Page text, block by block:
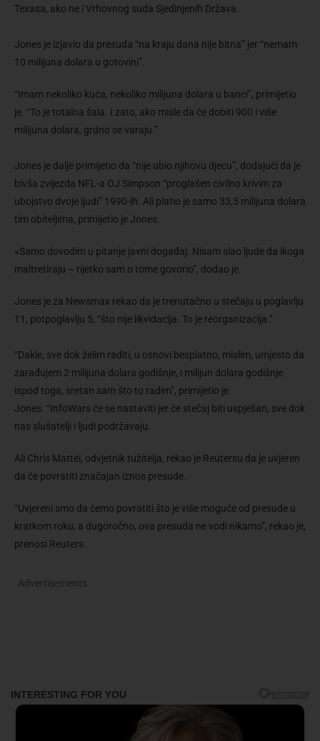
Texasa, ako ne i Vrhovnog suda Sjedinjenih Država.
Jones je izjavio da presuda “na kraju dana nije bitna” jer “nemam
10 milijuna dolara u gotovini”.
“Imam nekoliko kuća, nekoliko milijuna dolara u banci”, primijetio
je. “To je totalna šala. I zato, ako misle da će dobiti 900 i više
milijuna dolara, grdno se varaju.”
Jones je dalje primijetio da “nije ubio njihovu djecu”, dodajući da je
bivša zvijezda NFL-a OJ Simpson “proglašen civilno krivim za
ubojstvo dvoje ljudi” 1990-ih. Ali platio je samo 33,5 milijuna dolara
tim obiteljima, primijetio je Jones.
»Samo dovodim u pitanje javni događaj. Nisam slao ljude da ikoga
maltretiraju – rijetko sam o tome govorio”, dodao je.
Jones je za Newsmax rekao da je trenutačno u stečaju u poglavlju
11, potpoglavlju 5, “što nije likvidacija. To je reorganizacija.”
“Dakle, sve dok želim raditi, u osnovi besplatno, mislim, umjesto da
zarađujem 2 milijuna dolara godišnje, i milijun dolara godišnje
ispod toga, sretan sam što to radim”, primijetio je
Jones. “InfoWars će se nastaviti jer će stečaj biti uspješan, sve dok
nas slušatelji i ljudi podržavaju.
Ali Chris Mattei, odvjetnik tužitelja, rekao je Reutersu da je uvjeren
da će povratiti značajan iznos presude.
“Uvjereni smo da ćemo povratiti što je više moguće od presude u
kratkom roku, a dugoročno, ova presuda ne vodi nikamo”, rekao je,
prenosi Reuters.
Advertisements